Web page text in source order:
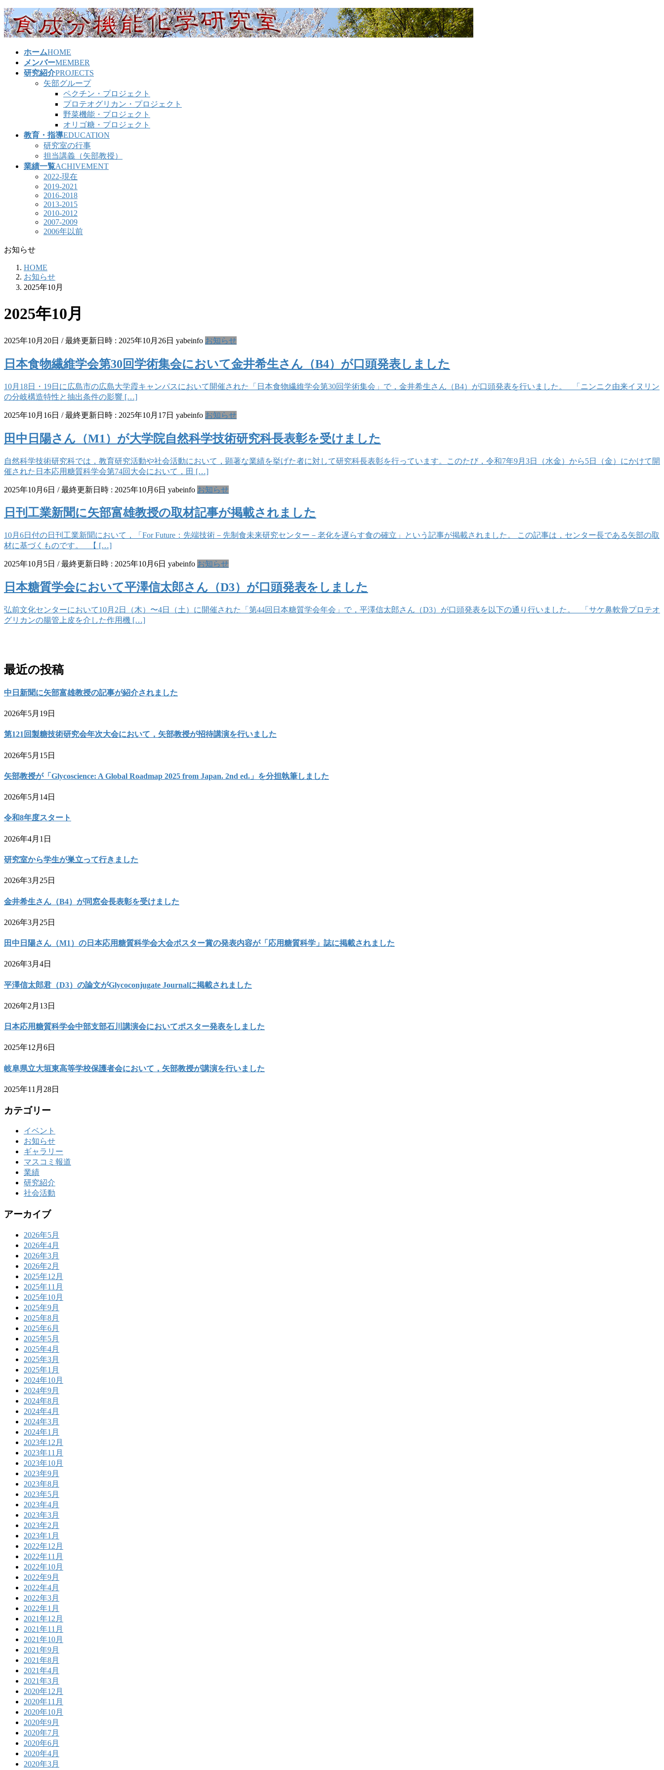
コ
ン
テ
ナ
ビ
ゲ
ホームHOME
メンバーMEMBER
研究紹介PROJECTS
矢部グループ
ペクチン・プロジェクト
プロテオグリカン・プロジェクト
野菜機能・プロジェクト
オリゴ糖・プロジェクト
教育・指導EDUCATION
研究室の行事
担当講義（矢部教授）
業績一覧ACHIVEMENT
2022-現在
2019-2021
2016-2018
2013-2015
2010-2012
2007-2009
2006年以前
お知らせ
HOME
お知らせ
2025年10月
2025年10月
2025年10月20日 / 最終更新日時 : 2025年10月26日 yabeinfo お知らせ
日本食物繊維学会第30回学術集会において金井希生さん（B4）が口頭発表しました
10月18日・19日に広島市の広島大学霞キャンパスにおいて開催された「日本食物繊維学会第30回学術集会」で，金井希生さん（B4）が口頭発表を行いました。 「ニンニク由来イヌリン
の分岐構造特性と抽出条件の影響 […]
2025年10月16日 / 最終更新日時 : 2025年10月17日 yabeinfo お知らせ
田中日陽さん（M1）が大学院自然科学技術研究科長表彰を受けました
自然科学技術研究科では，教育研究活動や社会活動において，顕著な業績を挙げた者に対して研究科長表彰を行っています。このたび，令和7年9月3日（水金）から5日（金）にかけて開
催された日本応用糖質科学会第74回大会において，田 […]
2025年10月6日 / 最終更新日時 : 2025年10月6日 yabeinfo お知らせ
日刊工業新聞に矢部富雄教授の取材記事が掲載されました
10月6日付の日刊工業新聞において，「For Future：先端技術－先制食未来研究センター－老化を遅らす食の確立」という記事が掲載されました。 この記事は，センター長である矢部の取
材に基づくものです。 【 […]
2025年10月5日 / 最終更新日時 : 2025年10月6日 yabeinfo お知らせ
日本糖質学会において平澤信太郎さん（D3）が口頭発表をしました
弘前文化センターにおいて10月2日（木）〜4日（土）に開催された「第44回日本糖質学会年会」で，平澤信太郎さん（D3）が口頭発表を以下の通り行いました。 「サケ鼻軟骨プロテオ
グリカンの腸管上皮を介した作用機 […]
最近の投稿
中日新聞に矢部富雄教授の記事が紹介されました
2026年5月19日
第121回製糖技術研究会年次大会において，矢部教授が招待講演を行いました
2026年5月15日
矢部教授が「Glycoscience: A Global Roadmap 2025 from Japan. 2nd ed.」を分担執筆しました
2026年5月14日
令和8年度スタート
2026年4月1日
研究室から学生が巣立って行きました
2026年3月25日
金井希生さん（B4）が同窓会長表彰を受けました
2026年3月25日
田中日陽さん（M1）の日本応用糖質科学会大会ポスター賞の発表内容が「応用糖質科学」誌に掲載されました
2026年3月4日
平澤信太郎君（D3）の論文がGlycoconjugate Journalに掲載されました
2026年2月13日
日本応用糖質科学会中部支部石川講演会においてポスター発表をしました
2025年12月6日
岐阜県立大垣東高等学校保護者会において，矢部教授が講演を行いました
2025年11月28日
カテゴリー
イベント
お知らせ
ギャラリー
マスコミ報道
業績
研究紹介
社会活動
アーカイブ
2026年5月
2026年4月
2026年3月
2026年2月
2025年12月
2025年11月
2025年10月
2025年9月
2025年8月
2025年6月
2025年5月
2025年4月
2025年3月
2025年1月
2024年10月
2024年9月
2024年8月
2024年4月
2024年3月
2024年1月
2023年12月
2023年11月
2023年10月
2023年9月
2023年8月
2023年5月
2023年4月
2023年3月
2023年2月
2023年1月
2022年12月
2022年11月
2022年10月
2022年9月
2022年4月
2022年3月
2022年1月
2021年12月
2021年11月
2021年10月
2021年9月
2021年8月
2021年4月
2021年3月
2020年12月
2020年11月
2020年10月
2020年9月
2020年7月
2020年6月
2020年4月
2020年3月